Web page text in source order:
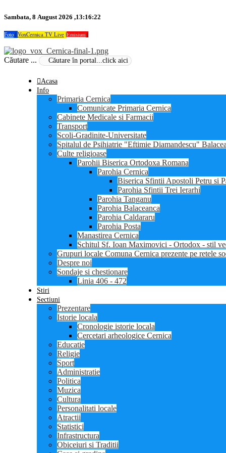
Sambata, 8 August 2026 ,13:16:22
Foto | VoxCernica TV Live |Emisiuni |
Căutare ...
Acasa
Info
Primaria Cernica
Comunicate Primaria Cernica
Cabinete Medicale si Farmacii
Transport
Scoli-Gradinite-Universitate
Spitalul de Psihiatrie "Eftimie Diamandescu"
Culte religioase
Parohii Biserica Ortodoxa Romana
Parohia Cernica
Biserica Sfintii Apostoli Petru si
Parohia Sfintii Trei Ierarhi
Parohia Tanganu
Parohia Balaceanca
Parohia Caldararu
Parohia Posta
Manastirea Cernica
Schitul Sf. Ioan Maximovici - Ortodox - stil
Grupuri locale Comuna Cernica prezente pe retele
Despre noi
Sondaje si chestionare
Linia 406 - 472
Stiri
Sectiuni
Prezentare
Istorie locala
Cronologie istorie locala
Cercetari arheologice Cernica
Educatie
Religie
Sport
Administratie
Politica
Muzica
Cultura
Personalitati locale
Atractii
Statistici
Infrastructura
Obiceiuri si Traditii